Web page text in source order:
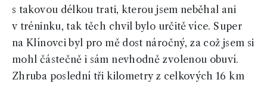
s takovou délkou trati, kterou jsem neběhal ani
v tréninku, tak těch chvil bylo určitě více. Super
na Klínovci byl pro mě dost náročný, za což jsem si
mohl částečně i sám nevhodně zvolenou obuví.
Zhruba poslední tři kilometry z celkových 16 km